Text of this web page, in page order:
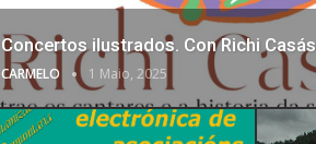
Concertos ilustrados. Con Richi Casás
CARMELO 1 Maio, 2025